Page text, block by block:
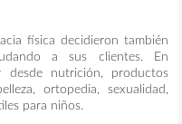
física decidieron también
a sus clientes. En
desde nutrición, productos
ortopedia, sexualidad,
para niños.